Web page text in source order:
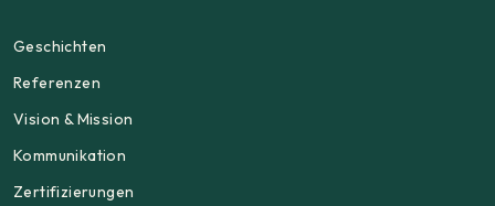
Geschichten
Referenzen
Vision & Mission
Kommunikation
Zertifizierungen